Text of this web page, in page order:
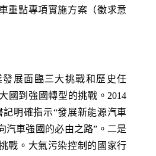
重點專項實施方案（徵求意
展面臨三大挑戰和歷史任
國到強國轉型的挑戰。2014
記明確指示“發展新能源汽車
汽車強國的必由之路”。二是
戰。大氣污染控制的國家行